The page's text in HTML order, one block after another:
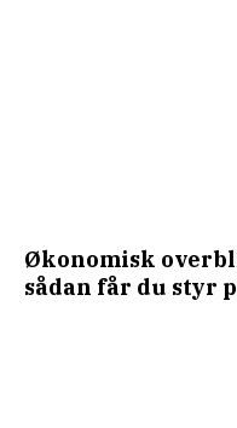
Økonomisk
sådan får du styr